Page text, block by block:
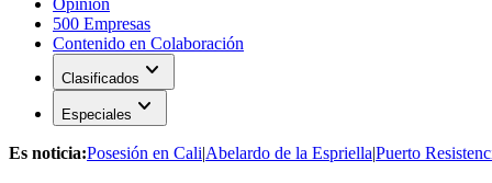
Opinión
500 Empresas
Contenido en Colaboración
Clasificados expand_more
Especiales expand_more
Es noticia:Posesión en Cali|Abelardo de la Espriella|Puerto